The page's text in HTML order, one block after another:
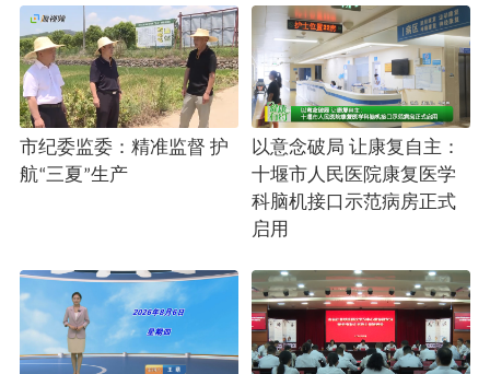
市纪委监委：精准监督 护
航“三夏”生产
以意念破局 让康复自主：
十堰市人民医院康复医学
科脑机接口示范病房正式
启用